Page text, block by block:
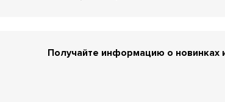
Получайте информацию о новинках